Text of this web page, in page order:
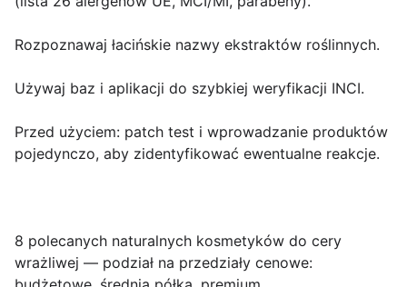
Rozpoznawaj łacińskie nazwy ekstraktów roślinnych.
Używaj baz i aplikacji do szybkiej weryfikacji INCI.
Przed użyciem: patch test i wprowadzanie produktów
pojedynczo, aby zidentyfikować ewentualne reakcje.
8 polecanych naturalnych kosmetyków do cery
wrażliwej — podział na przedziały cenowe: